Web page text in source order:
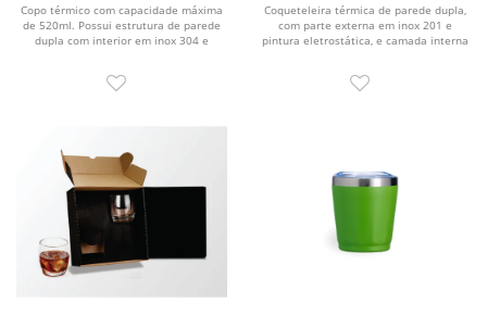
Copo térmico com capacidade máxima
de 520ml. Possui estrutura de parede
dupla com interior em inox 304 e
Coqueteleira térmica de parede dupla,
com parte externa em inox 201 e
pintura eletrostática, e camada interna